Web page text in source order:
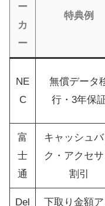
ー
カ
ー
特典例
NE
C
無償データ
行・3年保
富
士
通
キャッシュバ
ク・アクセサ
割引
Del
下取り金額ア